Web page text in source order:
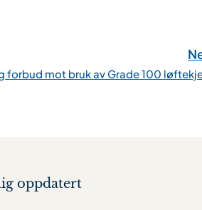
forbud mot bruk av Grade 100
oppdatert